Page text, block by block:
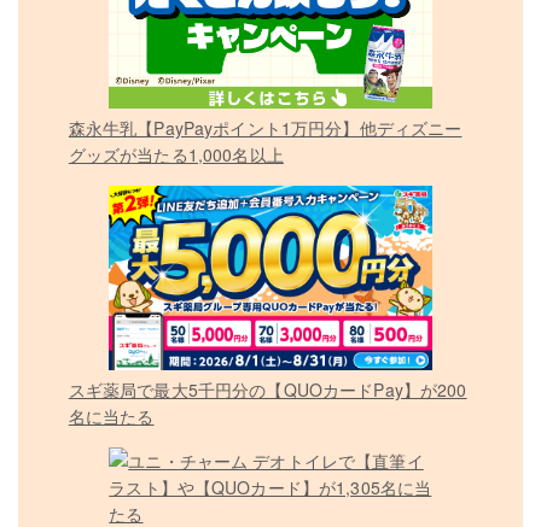
森永牛乳【PayPayポイント1万円分】他ディズニー
グッズが当たる1,000名以上
スギ薬局で最大5千円分の【QUOカードPay】が200
名に当たる